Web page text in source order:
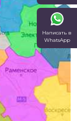
Написать в
WhatsApp